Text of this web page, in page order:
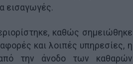
εισαγωγές.
καθώς σημειώθηκε
και λοιπές υπηρεσίες, η
από την άνοδο των καθαρών